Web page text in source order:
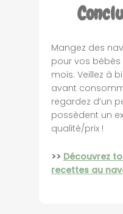
Mangez des
pour vos
mois. Veillez à
avant
regardez d’un
possèdent un
qualité/prix !
>> Découvrez
recettes au